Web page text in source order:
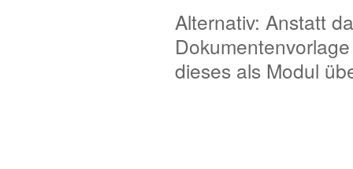
Alternativ: Anstatt
dieses als Modul